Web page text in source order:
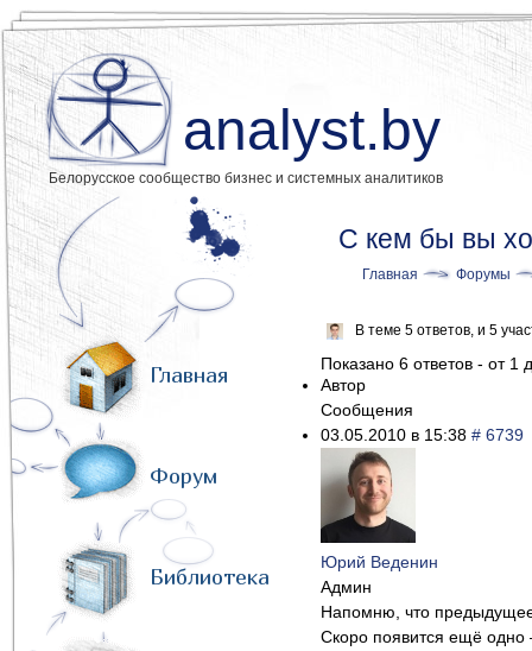
analyst.by
Белорусское сообщество бизнес и системных аналитиков
Главная
Форум
Библиотека
С кем бы вы
Главная Форумы
В теме 5 ответов, и 5
Показано 6 ответов - от 1
Автор
Сообщения
03.05.2010 в 15:38 # 6739
Юрий Веденин
Админ
Напомню, что
Скоро появится ещё одно